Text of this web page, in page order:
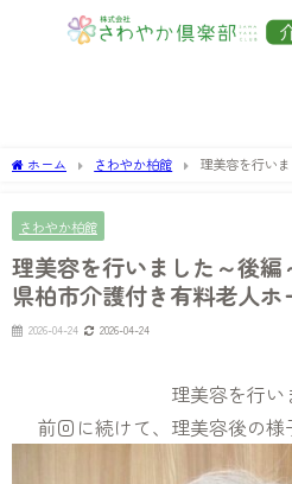
ホーム さわやか柏館
理美容を行い
さわやか柏館
理美容を行いました～後
県柏市介護付き有料老人ホ
2026-04-24 2026-04-24
理美容を行い
前回に続けて、理美容後の様